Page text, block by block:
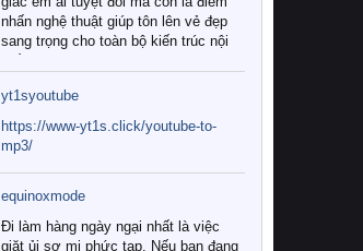
nhấn nghệ thuật giúp tôn lên vẻ đẹp
sang trọng cho toàn bộ kiến trúc nội
Tuy nhiên, giữa thị trường đa dạng
với vô vàn thương hiệu và mẫu mã
như hiện nay, làm thế nào để chọn
được những bộ chăn ga gối đệm cao
cấp thực sự chất lượng, phù hợp với
khí hậu và nhu cầu sử dụng của gia
đình? Hãy cùng chúng tôi đi tìm lời
giải đáp chi tiết qua bài viết dưới đây.
yt1syoutube
https://www-yt1s.click/youtube-to-
mp3/
equinoxmode
Đi làm hàng ngày ngại nhất là việc
giặt ủi sơ mi phức tạp. Nếu bạn đang